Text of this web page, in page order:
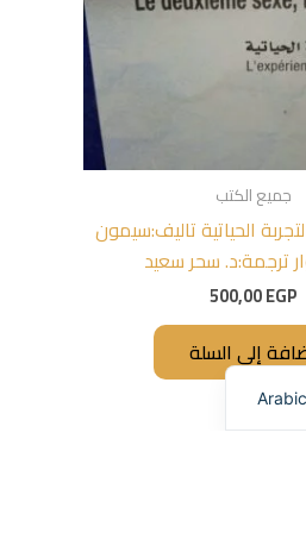
جميع الكتب
الحياتية تاليف:سيمون
ترجمة:د. سحر سعيد
500,00EGP
إلى السلة
Arabic